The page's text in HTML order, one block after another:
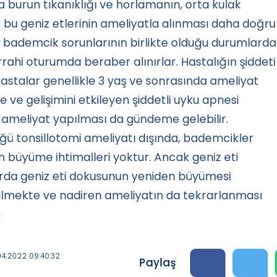
tıkanıklığı ve horlamanın, orta kulak
bu geniz etlerinin ameliyatla alınması daha doğru
sorunlarının birlikte olduğu durumlarda
oturumda beraber alınırlar. Hastalığın şiddeti
genellikle 3 yaş ve sonrasında ameliyat
gelişimini etkileyen şiddetli uyku apnesi
yapılması da gündeme gelebilir.
tonsillotomi ameliyatı dışında, bademcikler
büyüme ihtimalleri yoktur. Ancak geniz eti
geniz eti dokusunun yeniden büyümesi
ve nadiren ameliyatın da tekrarlanması
09:40:32
Paylaş